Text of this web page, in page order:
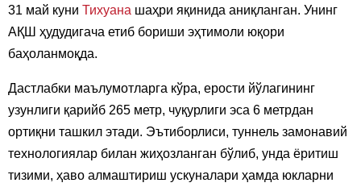
31 май куни Тихуана шаҳри яқинида аниқланган. Унинг
АҚШ ҳудудигача етиб бориши эҳтимоли юқори
баҳоланмоқда.
Дастлабки маълумотларга кўра, ерости йўлагининг
узунлиги қарийб 265 метр, чуқурлиги эса 6 метрдан
ортиқни ташкил этади. Эътиборлиси, туннель замонавий
технологиялар билан жиҳозланган бўлиб, унда ёритиш
тизими, ҳаво алмаштириш ускуналари ҳамда юкларни